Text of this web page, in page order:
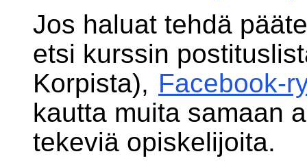
Jos haluat tehdä
etsi kurssin
Korpista), Facebook-
kautta muita samaan
tekeviä opiskelijoita.